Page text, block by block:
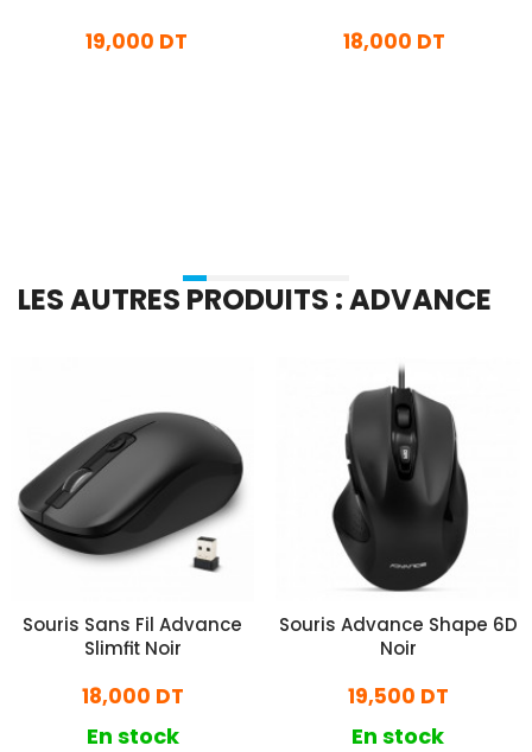
19,000 DT 18,000 DT
LES AUTRES PRODUITS : ADVANCE
Souris Sans Fil Advance
Slimfit Noir
18,000 DT
En stock
Souris Advance Shape 6D
Noir
19,500 DT
En stock